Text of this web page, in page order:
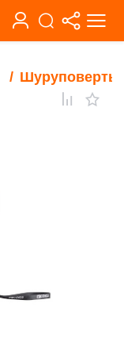
Шуруповерты